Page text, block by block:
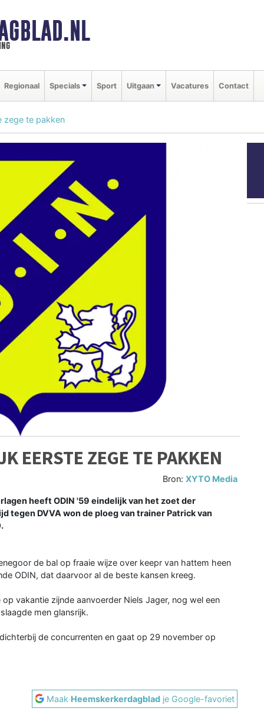
Regionaal Specials Sport Uitgaan Vacatures Contact
zege te pakken
EERSTE ZEGE TE PAKKEN
Bron:XYTO Media
heeft ODIN '59 eindelijk van het zoet der
tegen DVVA won de ploeg van trainer Patrick van
de bal op fraaie wijze over keepr van hattem heen
ODIN, dat daarvoor al de beste kansen kreeg.
vakantie zijnde aanvoerder Niels Jager, nog wel een
men glansrijk.
de concurrenten en gaat op 29 november op
Maak Heemskerkerdagblad je Google-favoriet